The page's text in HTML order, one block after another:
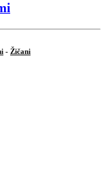
- Žičani